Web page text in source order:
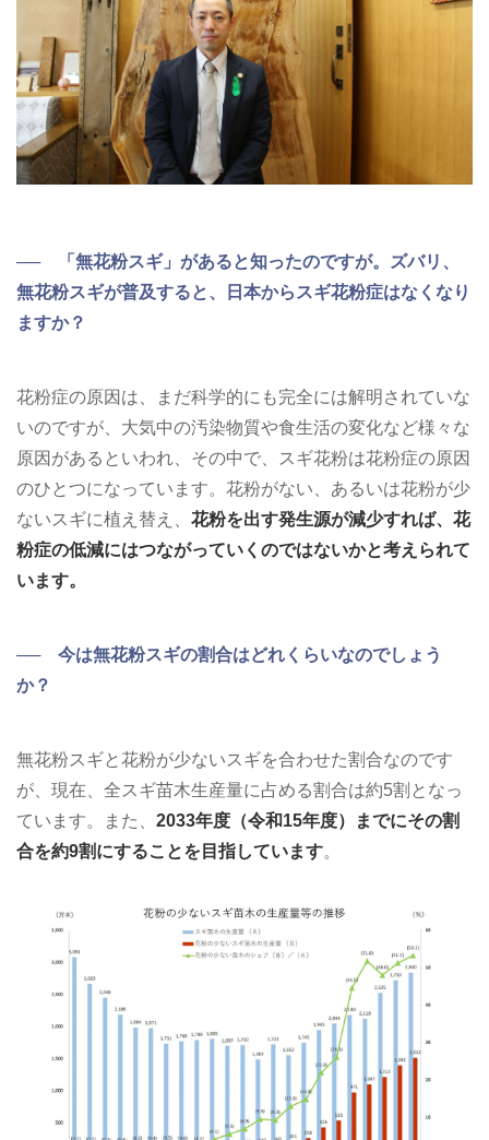
── 「無花粉スギ」があると知ったのですが。ズバリ、
無花粉スギが普及すると、日本からスギ花粉症はなくなり
ますか？
花粉症の原因は、まだ科学的にも完全には解明されていな
いのですが、大気中の汚染物質や食生活の変化など様々な
原因があるといわれ、その中で、スギ花粉は花粉症の原因
のひとつになっています。花粉がない、あるいは花粉が少
ないスギに植え替え、 花粉を出す発生源が減少すれば、花
粉症の低減にはつながっていくのではないかと考えられて
います。
── 今は無花粉スギの割合はどれくらいなのでしょう
か？
無花粉スギと花粉が少ないスギを合わせた割合なのです
が、現在、全スギ苗木生産量に占める割合は約5割となっ
ています。また、 2033年度（令和15年度）までにその割
合を約9割にすることを目指しています。